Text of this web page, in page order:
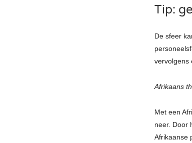
Tip:
De sfeer
vervolgens
Afrikaans
Met een
neer. Door
Afrikaanse